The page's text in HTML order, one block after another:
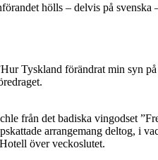
hölls – delvis på svenska
Tyskland förändrat min syn
från det badiska vingodset
arrangemang deltog, i
över veckoslutet.